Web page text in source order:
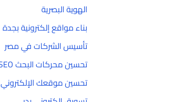
الهوية البصرية
بناء مواقع إلكترونية بجدة
تأسيس الشركات في مصر
تحسين محركات البحث SEO
تحسين موقعك الإلكتروني